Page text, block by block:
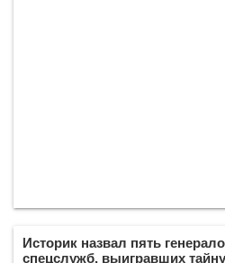
Историк назвал пять
спецслужб, выигравших